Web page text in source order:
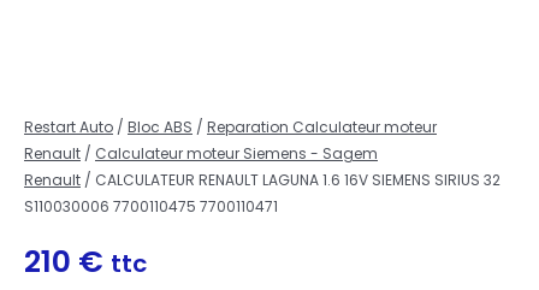
Restart Auto / Bloc ABS / Reparation Calculateur moteur
Renault / Calculateur moteur Siemens - Sagem
Renault / CALCULATEUR RENAULT LAGUNA 1.6 16V SIEMENS SIRIUS 32
S110030006 7700110475 7700110471
210 € ttc